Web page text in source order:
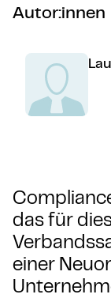
Autor:innen
das für
einer